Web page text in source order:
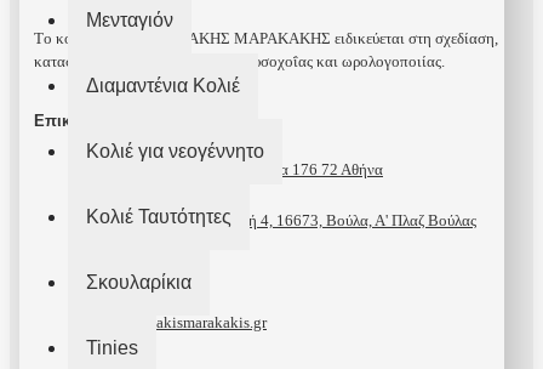
Μενταγιόν
Διαμαντένια Κολιέ
Κολιέ για νεογέννητο
Κολιέ Ταυτότητες
Σκουλαρίκια
Tinies
Tο κοσμηματοπωλείο ΤΑΚΗΣ ΜΑΡΑΚΑΚΗΣ ειδικεύεται στη σχεδίαση,
κατασκευή και διάθεση υψηλής χρυσοχοΐας και ωρολογοποιίας.
Επικοινωνία
Ελ. Βενιζέλου 139, Καλιθέα 176 72 Αθήνα
Λεωφόρος Καραμανλή 4, 16673, Βούλα, Α' Πλαζ Βούλας
210 95 81 340
info@takismarakakis.gr